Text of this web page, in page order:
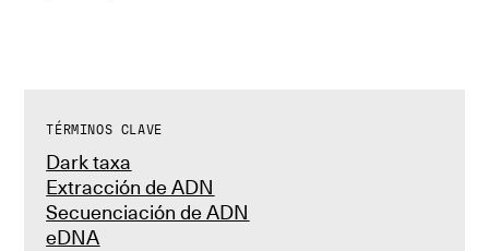
TÉRMINOS CLAVE
Dark taxa
Extracción de ADN
Secuenciación de ADN
eDNA